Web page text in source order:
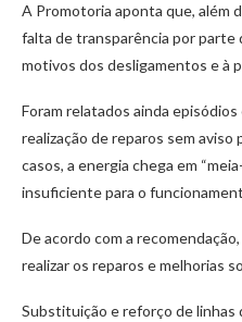
A Promotoria aponta que, além
falta de transparência por parte
motivos dos desligamentos e à
Foram relatados ainda
realização de reparos sem aviso
casos, a energia chega em
insuficiente para o
De acordo com a
realizar os reparos e melhorias
Substituição e reforço de linhas